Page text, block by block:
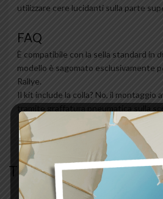
utilizzare cere lucidanti sulla parte
FAQ
È compatibile con la sella standard in
modello è sagomato esclusivamente
Rallye.
Il kit include la colla? No, il montaggio
TI POTREBBE